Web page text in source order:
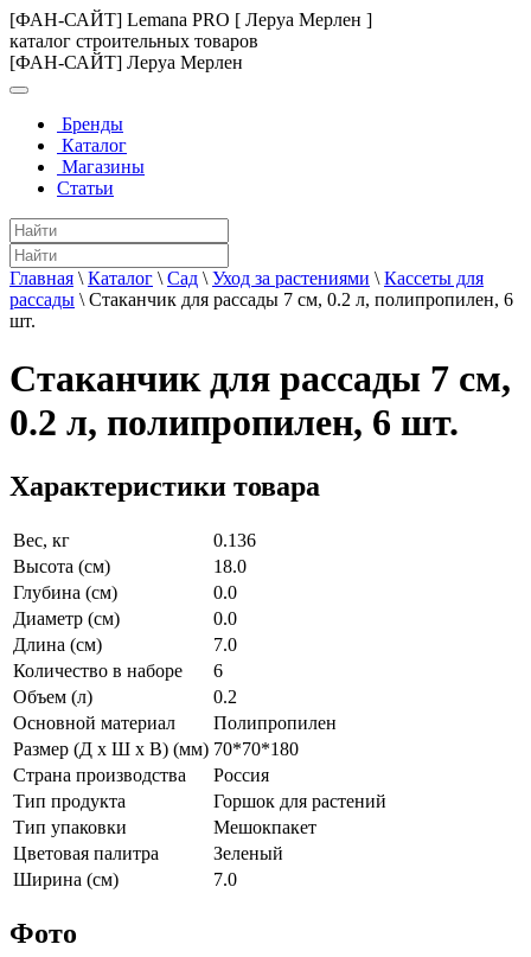
[ФАН-САЙТ] Lemana PRO [ Леруа Мерлен ]
каталог строительных товаров
[ФАН-САЙТ] Леруа Мерлен
Бренды
Каталог
Магазины
Статьи
Главная \ Каталог \ Сад \ Уход за растениями \ Кассеты для
рассады \ Стаканчик для рассады 7 см, 0.2 л, полипропилен, 6
шт.
Стаканчик для рассады 7 см,
0.2 л, полипропилен, 6 шт.
Характеристики товара
Вес, кг
0.136
Высота (см)
18.0
Глубина (см)
0.0
Диаметр (см)
0.0
Длина (см)
7.0
Количество в наборе
6
Объем (л)
0.2
Основной материал
Полипропилен
Размер (Д х Ш х В) (мм) 70*70*180
Страна производства
Россия
Тип продукта
Горшок для растений
Тип упаковки
Мешокпакет
Цветовая палитра
Зеленый
Ширина (см)
7.0
Фото